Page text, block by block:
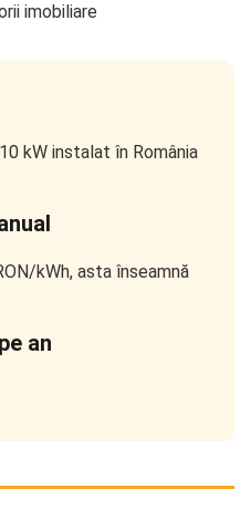
imobiliare
kW instalat în România
kWh, asta înseamnă
an